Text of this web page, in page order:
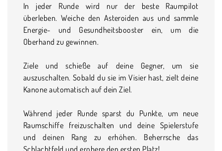
In jeder Runde wird nur der beste Raumpilot
überleben. Weiche den Asteroiden aus und sammle
Energie- und Gesundheitsbooster ein, um die
Oberhand zu gewinnen.
Ziele und schieße auf deine Gegner, um sie
auszuschalten. Sobald du sie im Visier hast, zielt deine
Kanone automatisch auf dein Ziel.
Während jeder Runde sparst du Punkte, um neue
Raumschiffe freizuschalten und deine Spielerstufe
und deinen Rang zu erhöhen. Beherrsche das
Schlachtfeld und erobere den ersten Platz!